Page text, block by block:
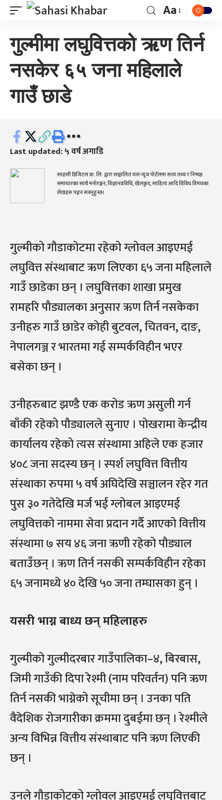
Aa
गुल्मीमा लघुवित्तको ऋण तिर्न
नसकेर ६५ जना महिलाले
गाउँ छाडे
Last updated: ५ वर्ष अगाडि
साहसी डिजिटल प्रा. लि. द्वारा सञ्चालित यस न्यूज पोर्टलमा सत्य तथ्य र निष्पक्ष
समाचारका साथै मनोरञ्जन, विज्ञानप्रविधि, खेलकुद, साहित्य आदि विविध विषयका
लेखहरू पढ्न सक्नुहुन्छ।
गुल्मीको गौडाकोटमा रहेको ग्लोवल आइएमई
लघुवित्त संस्थाबाट ऋण लिएका ६५ जना महिलाले
गाउँ छाडेका छन् । लघुवित्तका शाखा प्रमुख
रामहरि पौड्यालका अनुसार ऋण तिर्न नसकेका
उनीहरु गाउँ छाडेर कोही बुटवल, चितवन, दाङ,
नेपालगञ्ज र भारतमा गई सम्पर्कविहीन भएर
बसेका छन् ।
उनीहरुबाट झण्डै एक करोड ऋण असुली गर्न
बाँकी रहेको पौड्यालले सुनाए । पोखरामा केन्द्रीय
कार्यालय रहेको त्यस संस्थामा अहिले एक हजार
४०८ जना सदस्य छन् । स्पर्श लघुवित्त वित्तीय
संस्थाका रुपमा ५ वर्ष अघिदेखि सञ्चालन रहेर गत
पुस ३० गतेदेखि मर्ज भई ग्लोबल आइएमई
लघुवित्तको नाममा सेवा प्रदान गर्दै आएको वित्तीय
संस्थामा ७ सय ४६ जना ऋणी रहेको पौड्याल
बताउँछन् । ऋण तिर्न नसकी सम्पर्कविहीन रहेका
६५ जनामध्ये ४० देखि ५० जना तम्घासका हुन् ।
यसरी भाग्न बाध्य छन् महिलाहरु
गुल्मीको गुल्मीदरबार गाउँपालिका–४, बिरबास,
जिमी गाउँकी दिपा रेश्मी (नाम परिवर्तन) पनि ऋण
तिर्न नसकी भाग्नेको सूचीमा छन् । उनका पति
वैदेशिक रोजगारीका क्रममा दुबईमा छन् । रेश्मीले
अन्य विभिन्न वित्तीय संस्थाबाट पनि ऋण लिएकी
छन् ।
उनले गौडाकोटको ग्लोवल आइएमई लघुवित्तबाट